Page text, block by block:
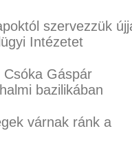
szervezzük
Intézetet
Csóka Gáspár
bazilikában
várnak ránk a